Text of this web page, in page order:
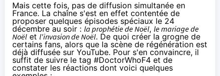
Mais cette fois, pas de diffusion simultanée en
France. La chaîne s'est en effet contentée de
proposer quelques épisodes spéciaux le 24
décembre au soir : la prophétie de Noël, le mariage de
Noël et l'invasion de Noël. De quoi créer la grogne de
certains fans, alors que la scène de régénération est
déjà diffusée sur YouTube. Pour s'en convaincre, il
suffit de suivre le tag #DoctorWhoF4 et de
constater les réactions dont voici quelques